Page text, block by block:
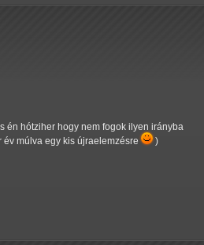
én hótziher hogy nem fogok ilyen irányba
év múlva egy kis újraelemzésre
)